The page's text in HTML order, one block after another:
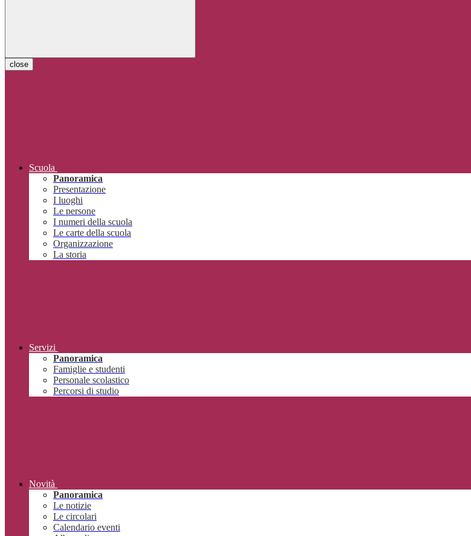
close
Scuola
Panoramica
Presentazione
I luoghi
Le persone
I numeri della scuola
Le carte della scuola
Organizzazione
La storia
Servizi
Panoramica
Famiglie e studenti
Personale scolastico
Percorsi di studio
Novità
Panoramica
Le notizie
Le circolari
Calendario eventi